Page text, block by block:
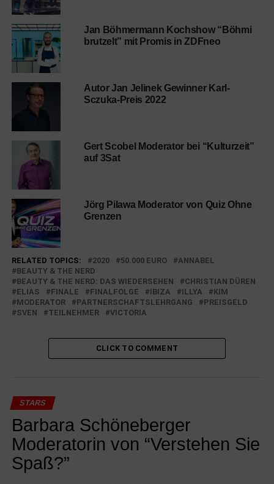
Jan Böhmermann Kochshow “Böhmi
brutzelt” mit Promis in ZDFneo
Autor Jan Jelinek Gewinner Karl-
Sczuka-Preis 2022
Gert Scobel Moderator bei “Kulturzeit”
auf 3Sat
Jörg Pilawa Moderator von Quiz Ohne
Grenzen
RELATED TOPICS: 2020 50.000 EURO
ANNABEL
BEAUTY & THE NERD
BEAUTY & THE NERD: DAS WIEDERSEHEN
CHRISTIAN DÜREN
ELIAS
FINALE FINALFOLGE IBIZA ILLYA
KIM
MODERATOR
PARTNERSCHAFTSLEHRGANG
PREISGELD
SVEN
TEILNEHMER VICTORIA
CLICK TO COMMENT
STARS
Barbara Schöneberger
Moderatorin von “Verstehen Sie
Spaß?”